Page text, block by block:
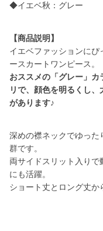
◆イエベ秋：グレー
【商品説明】
イエベファッションに
おススメの「グレー」
リで、顔色を明るくし
があります♪
深めの襟ネックでゆった
群です。
両サイドスリット入り
にも活躍。
ショート丈とロング丈か